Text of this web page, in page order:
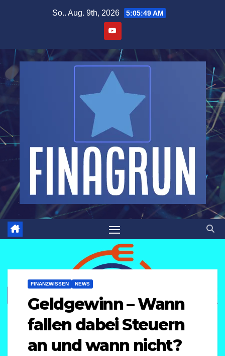
So.. Aug. 9th, 2026 5:05:50 AM
FINANZWISSEN NEWS
Geldgewinn – Wann
fallen dabei Steuern
an und wann nicht?